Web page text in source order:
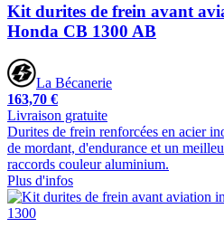
Kit durites de frein avant
Honda CB 1300 AB
La Bécanerie
163,70 €
Livraison gratuite
Durites de frein renforcées en acier
de mordant, d'endurance et un
raccords couleur aluminium.
Plus d'infos